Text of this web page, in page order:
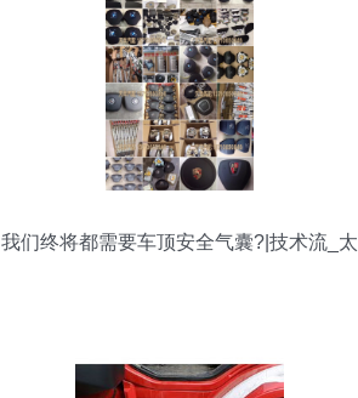
我们终将都需要车顶安全气囊?|技术流_太